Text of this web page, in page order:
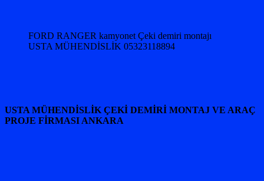
FORD RANGER kamyonet Çeki demiri montajı
USTA MÜHENDİSLİK 05323118894
USTA MÜHENDİSLİK ÇEKİ DEMİRİ MONTAJ VE ARAÇ
PROJE FİRMASI ANKARA